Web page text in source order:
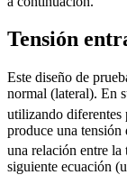
Tensión
Este diseño de
normal (lateral). En
utilizando diferentes
produce una
una relación entre
siguiente ecuación